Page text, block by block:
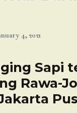
4, 2021
Sapi
Rawa-